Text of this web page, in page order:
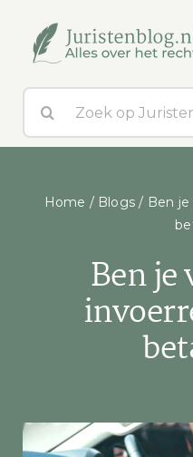
inhoud
Blogs
naar:
Home / Blogs / Ben
Ben